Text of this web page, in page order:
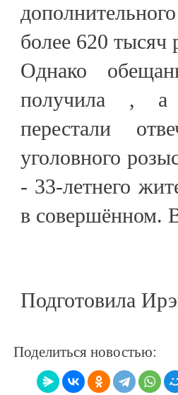
более 620 тысяч
Однако
получила , а
перестали
уголовного
- 33-летнего
в совершённом.
Подготовила
Поделиться новостью: